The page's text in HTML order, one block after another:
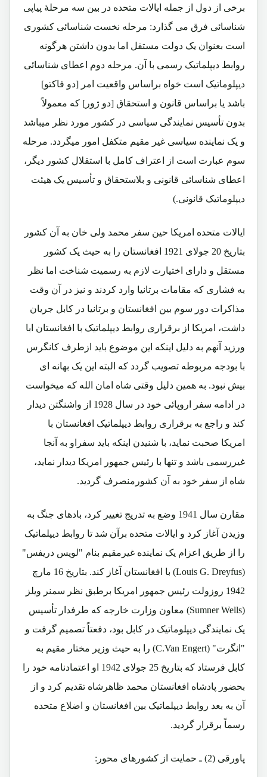
برخی از دول از جمله ایالات متحده در بین سه مرحلۀ پیاپی
شناسائی فرق می گذارد: مرحله نخست شناسائی کشوری
است بعنوان یک دولت مستقل اما بدون داشتن هرگونه
روابط دیپلماتیک رسمی با آن. مرحله دوم اعطای شناسائی
دیپلوماتیک است خواه براساس واقعیت امر [دو فاکتو]
باشد یا براساس قانون و استحقاق [دو ژور] که معمولاً
بدون تأسیس نمایندگی سیاسی در کشور مورد نظر میباشد
و یک نماینده سیاسی غیر مقیم متکفل امور میگردد. مرحله
سوم عبارت است از اعتراف کامل با استقلال کشور دیگر،
اعطای شناسائی قانونی و بلاستحقاق و تأسیس یک هیئت
دیپلوماتیک قانونی.)
ایالات متحده امریکا حین سفر محمد ولی خان به آن کشور
بتاریخ 20 جولای 1921 افغانستان را به حیث یک کشور
مستقل و دارای اختیارت لازم به رسمیت شناخت اما نظر
به فشاری که مقامات برتانیا وارد کردند و نیز در آن وقت
مذاکرات دور سوم بین افغانستان و برتانیا در کابل جریان
داشت، امریکا از برقراری روابط دیپلماتیک با افغانستان ابا
ورزید آنهم به دلیل اینکه این موضوع باید ازطرف کانگرس
با بودجه مربوطه تصویب گردد که البته این یک بهانه ای
بیش نبود. به همین دلیل وقتی شاه امان الله که میخواست
در ادامه سفر اروپائی خود در سال 1928 از واشنگتن دیدار
کند و راجع به برقراری روابط دیپلماتیک افغانستان با
امریکا صحبت نماید، با شنیدن اینکه باید سفراو به آنجا
غیررسمی باشد و تنها با رئیس جمهور امریکا دیدار نماید،
شاه از سفر خود به آن کشورمنصرف گردید.
مقارن سال 1941 وضع به تدریج تغییر کرد، بادهای جنگ به
وزیدن آغاز کرد و ایالات متحده برآن شد تا روابط دیپلماتیک
را از طریق اعزام یک نماینده غیرمقیم بنام "لویس دریفس"
(Louis G. Dreyfus)
با افغانستان آغاز کند. بتاریخ 16 مارچ
1942 روزولت رئیس جمهور امریکا برطبق نظر سمنر ویلز
(
Sumner Wells) معاون وزارت خارجه که طرفدار تأسیس
یک نمایندگی دیپلوماتیک در کابل بود، دفعتاً تصمیم گرفت و
"انگرت" (C.Van Engert) را به حیث وزیر مختار مقیم به
کابل فرستاد که بتاریخ 25 جولای 1942 او اعتمادنامه خود را
بحضور پادشاه افغانستان محمد ظاهرشاه تقدیم کرد و از
آن به بعد روابط دیپلماتیک بین افغانستان و اضلاع متحده
رسماً برقرار گردید.
پاورقی (2) ـ حمایت از کشورهای محور: